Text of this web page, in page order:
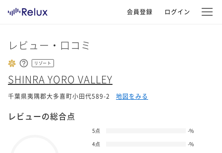
会員登録 ログイン
レビュー・口コミ
リゾート
SHINRA YORO VALLEY
千葉県夷隅郡大多喜町小田代589-2 地図をみる
レビューの総合点
5点 -%
4点
-%